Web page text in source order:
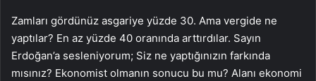
Zamları gördünüz asgariye yüzde 30. Ama vergide ne
yaptılar? En az yüzde 40 oranında arttırdılar. Sayın
Erdoğan’a sesleniyorum; Siz ne yaptığınızın farkında
mısınız? Ekonomist olmanın sonucu bu mu? Alanı ekonomi